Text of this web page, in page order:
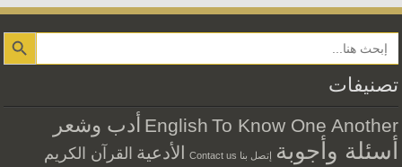
Search Button
تصنيفات
English To Know One Another أدب وشعر
أسئلة وأجوبة إتصل بنا Contact us الأدعية القرآن الكريم